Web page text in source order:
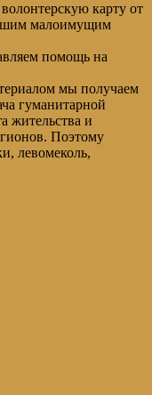
карту от
малоимущим
помощь на
мы получаем
гуманитарной
жительства и
Поэтому
левомеколь,